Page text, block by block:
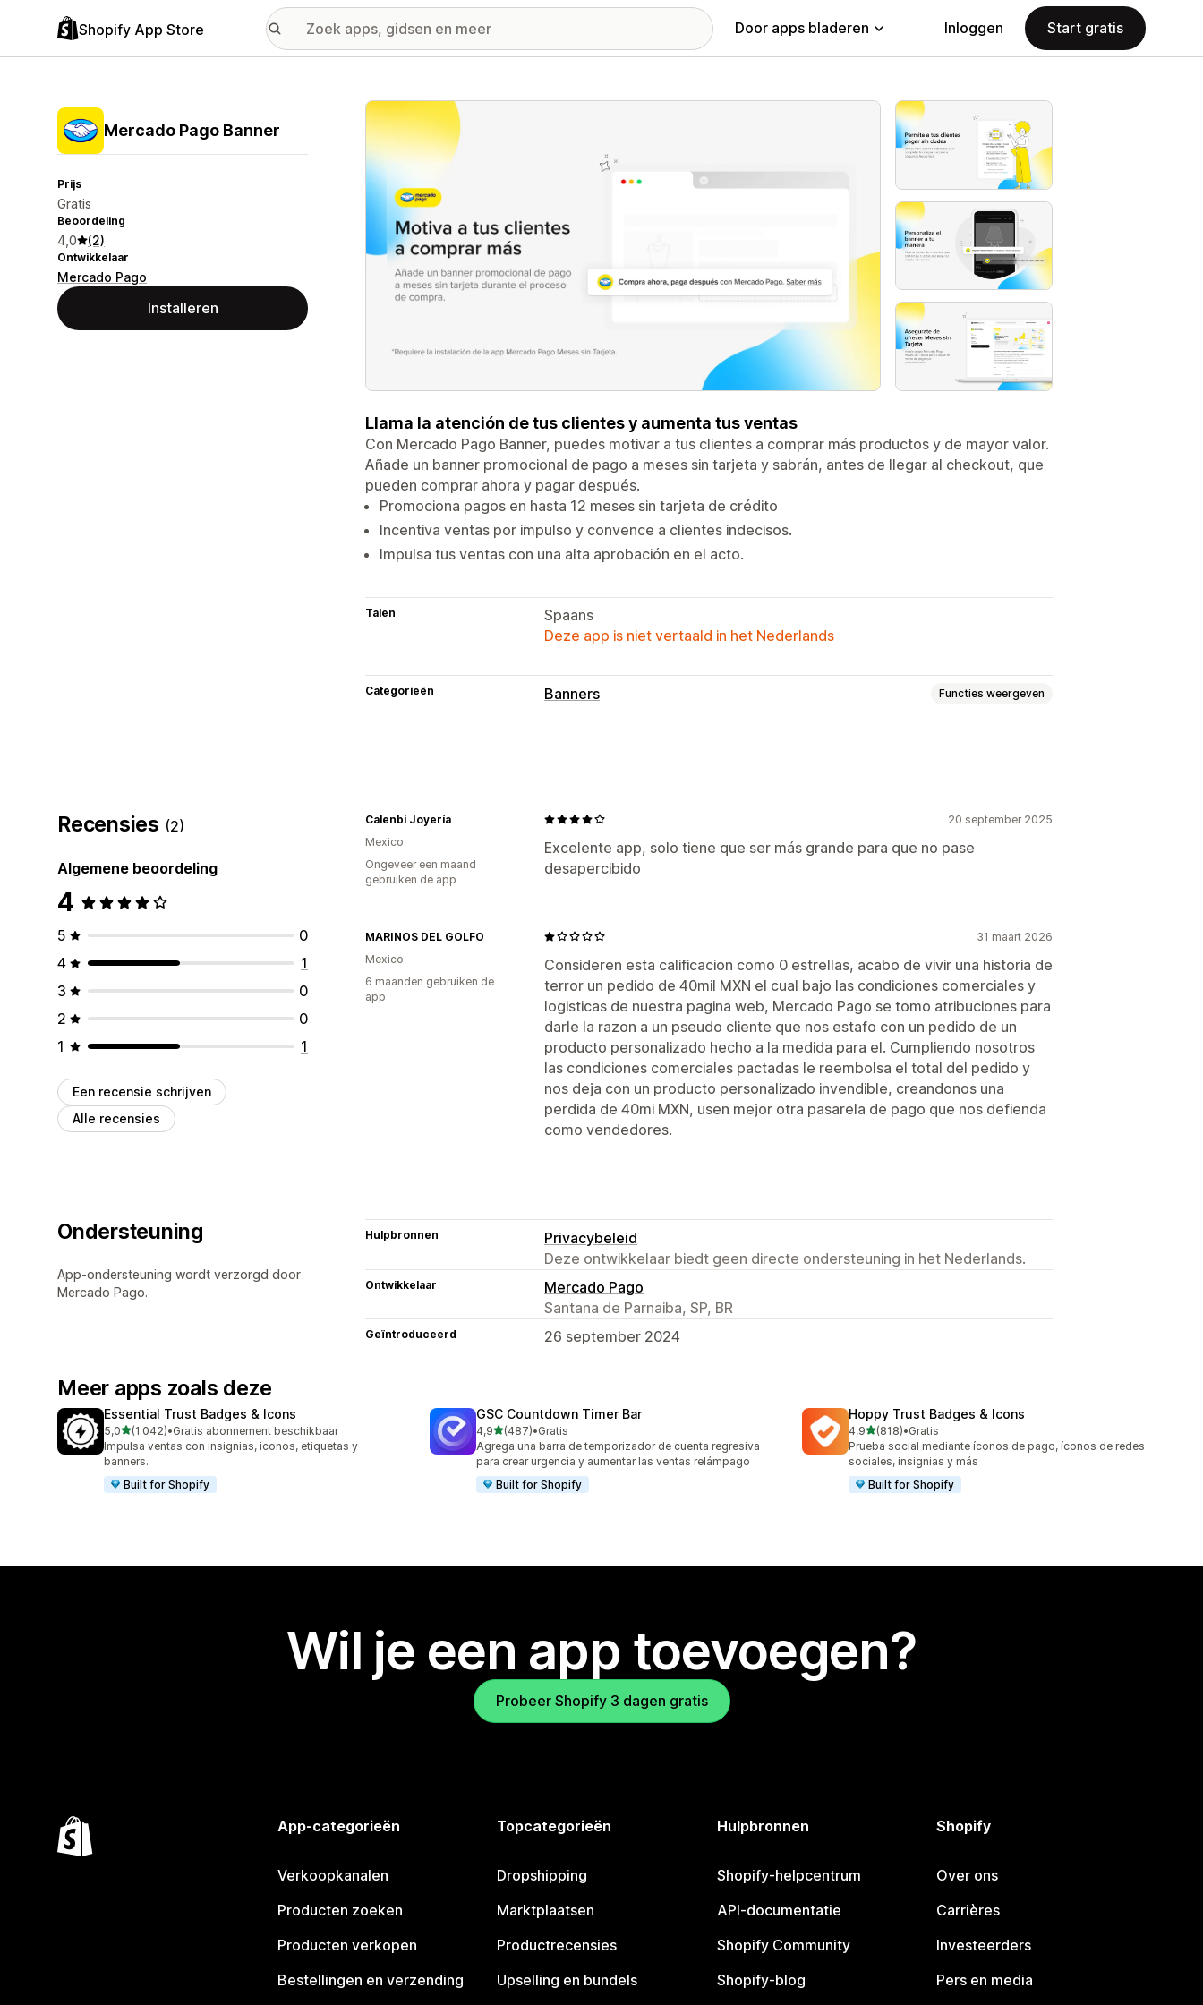
Shopify App Store Door apps bladeren Inloggen Start gratis
Mercado Pago Banner
Prijs
Gratis
Beoordeling
4,0 (2)
Ontwikkelaar
Mercado Pago
Installeren
Galerij met uitgelichte afbeeldingen
Llama la atención de tus clientes y aumenta tus ventas
Con Mercado Pago Banner, puedes motivar a tus clientes a comprar más productos y de mayor valor.
Añade un banner promocional de pago a meses sin tarjeta y sabrán, antes de llegar al checkout, que
pueden comprar ahora y pagar después.
Promociona pagos en hasta 12 meses sin tarjeta de crédito
Incentiva ventas por impulso y convence a clientes indecisos.
Impulsa tus ventas con una alta aprobación en el acto.
Talen
Spaans
Deze app is niet vertaald in het Nederlands
Categorieën Banners Functies weergeven
Bannerpositie
Campagnetargeting
Recensies (2)
Algemene beoordeling
4
5
0
4
1
3
0
2
0
1
1
Een recensie schrijven
Alle recensies
20 september 2025
Excelente app, solo tiene que ser más grande para que no pase
desapercibido
Calenbi Joyería
Mexico
Ongeveer een maand
gebruiken de app
31 maart 2026
Consideren esta calificacion como 0 estrellas, acabo de vivir una historia de
terror un pedido de 40mil MXN el cual bajo las condiciones comerciales y
logisticas de nuestra pagina web, Mercado Pago se tomo atribuciones para
darle la razon a un pseudo cliente que nos estafo con un pedido de un
producto personalizado hecho a la medida para el. Cumpliendo nosotros
las condiciones comerciales pactadas le reembolsa el total del pedido y
nos deja con un producto personalizado invendible, creandonos una
perdida de 40mi MXN, usen mejor otra pasarela de pago que nos defienda
como vendedores.
MARINOS DEL GOLFO
Mexico
6 maanden gebruiken de
app
Ondersteuning
App-ondersteuning wordt verzorgd door
Mercado Pago.
Hulpbronnen
Privacybeleid
Deze ontwikkelaar biedt geen directe ondersteuning in het Nederlands.
Ontwikkelaar
Mercado Pago
Santana de Parnaiba, SP, BR
Geïntroduceerd 26 september 2024
Meer apps zoals deze
Essential Trust Badges & Icons
5,0van 5 sterren
(1.042)
1042 recensies in totaal
•Gratis abonnement beschikbaar
Impulsa ventas con insignias, iconos, etiquetas y
banners.
Built for Shopify
GSC Countdown Timer Bar
4,9van 5 sterren
(487)
487 recensies in totaal
•Gratis
Agrega una barra de temporizador de cuenta regresiva
para crear urgencia y aumentar las ventas relámpago
Built for Shopify
Hoppy Trust Badges & Icons
4,9van 5 sterren
(818)
818 recensies in totaal
•Gratis
Prueba social mediante íconos de pago, íconos de redes
sociales, insignias y más
Built for Shopify
Wil je een app toevoegen?
Probeer Shopify 3 dagen gratis
App-categorieën
Verkoopkanalen
Producten zoeken
Producten verkopen
Bestellingen en verzending
Topcategorieën
Dropshipping
Marktplaatsen
Productrecensies
Upselling en bundels
Hulpbronnen
Shopify-helpcentrum
API-documentatie
Shopify Community
Shopify-blog
Shopify
Over ons
Carrières
Investeerders
Pers en media